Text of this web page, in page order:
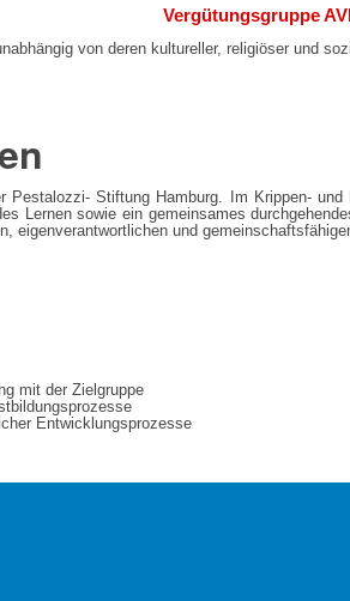
Vergütungsgruppe
von deren kultureller, religiöser und
Pestalozzi- Stiftung Hamburg. Im Krippen-
Lernen sowie ein gemeinsames
eigenverantwortlichen und
mit der Zielgruppe
Entwicklungsprozesse